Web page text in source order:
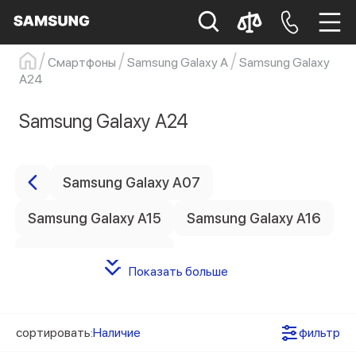
Samsung
Galaxy S22
s21
Смартфоны Samsung Galaxy A
Samsung Galaxy
A24
Samsung Galaxy A24
Samsung Galaxy A07
Samsung Galaxy A15 Samsung Galaxy A16
Samsung Galaxy A25 Samsung Galaxy A26
Показать больше
сортировать:Наличие фильтр
Цена
Красный
Зеленый
Есть в наличии
0